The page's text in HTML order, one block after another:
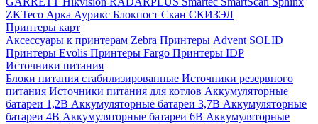
ZKTeco Арка Аурикс Блокпост Скан СКИЗЭЛ
Принтеры карт
Аксессуары к принтерам Zebra Принтеры Advent SOLID
Принтеры Evolis Принтеры Fargo Принтеры IDP
Источники питания
Блоки питания стабилизированные Источники резервного
питания Источники питания для котлов Аккумуляторные
батареи 1,2В Аккумуляторные батареи 3,7В Аккумуляторные
батареи 4В Аккумуляторные батареи 6В Аккумуляторные